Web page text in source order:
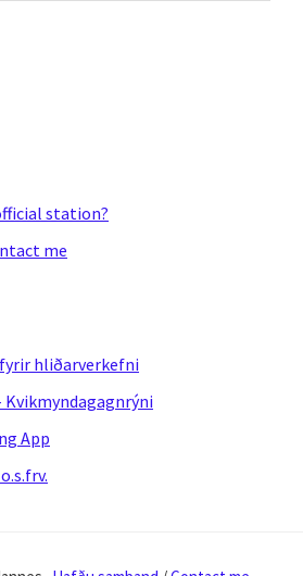
station?
me
fyrir hliðarverkefni
Kvikmyndagagnrýni
App